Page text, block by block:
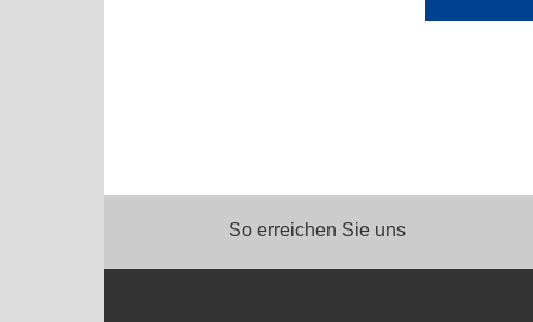
So erreichen Sie uns